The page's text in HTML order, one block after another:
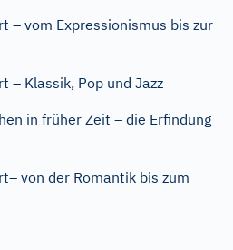
– vom Expressionismus bis zur
– Klassik, Pop und Jazz
in früher Zeit – die Erfindung
von der Romantik bis zum